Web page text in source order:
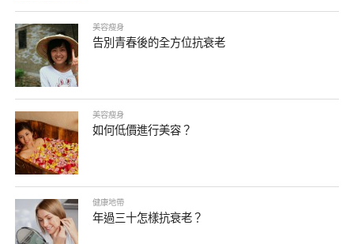
美容瘦身
告別青春後的全方位抗衰老
美容瘦身
如何低價進行美容？
健康地帶
年過三十怎樣抗衰老？